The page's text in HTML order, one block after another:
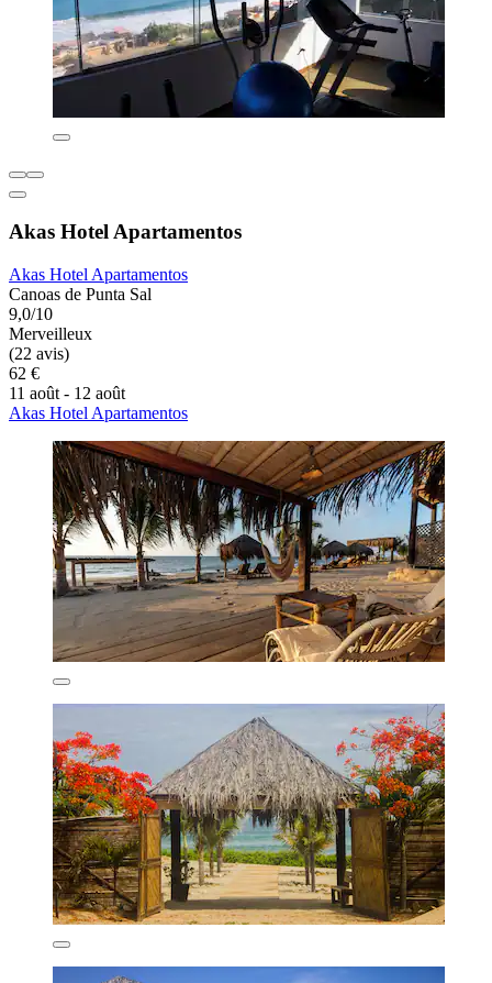
Akas Hotel Apartamentos
Akas Hotel Apartamentos
Canoas de Punta Sal
9,0/10
Merveilleux
(22 avis)
62 €
11 août - 12 août
Akas Hotel Apartamentos